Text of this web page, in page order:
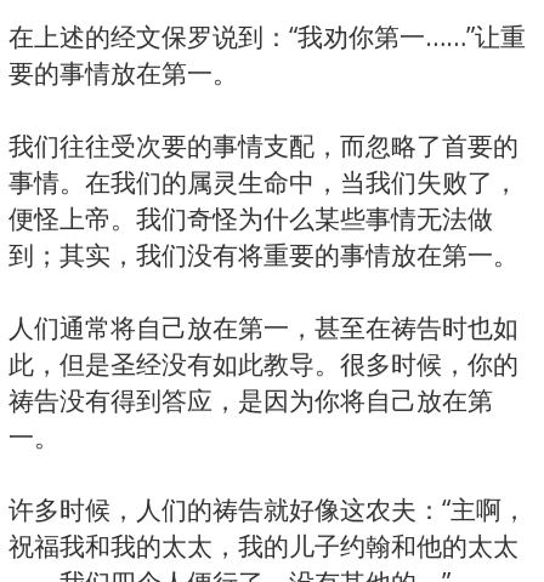
在上述的经文保罗说到：“我劝你第一……”让重
要的事情放在第一。
我们往往受次要的事情支配，而忽略了首要的
事情。在我们的属灵生命中，当我们失败了，
便怪上帝。我们奇怪为什么某些事情无法做
到；其实，我们没有将重要的事情放在第一。
人们通常将自己放在第一，甚至在祷告时也如
此，但是圣经没有如此教导。很多时候，你的
祷告没有得到答应，是因为你将自己放在第
一。
许多时候，人们的祷告就好像这农夫：“主啊，
祝福我和我的太太，我的儿子约翰和他的太太